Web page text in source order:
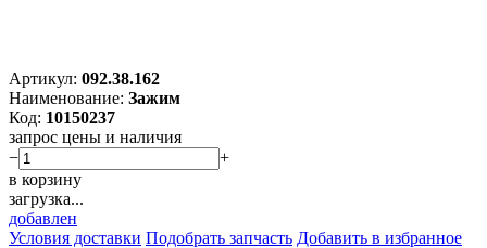
Артикул: 092.38.162
Наименование: Зажим
Код: 10150237
запрос цены и наличия
−
+
в корзину
загрузка...
добавлен
Условия доставки Подобрать запчасть Добавить в избранное